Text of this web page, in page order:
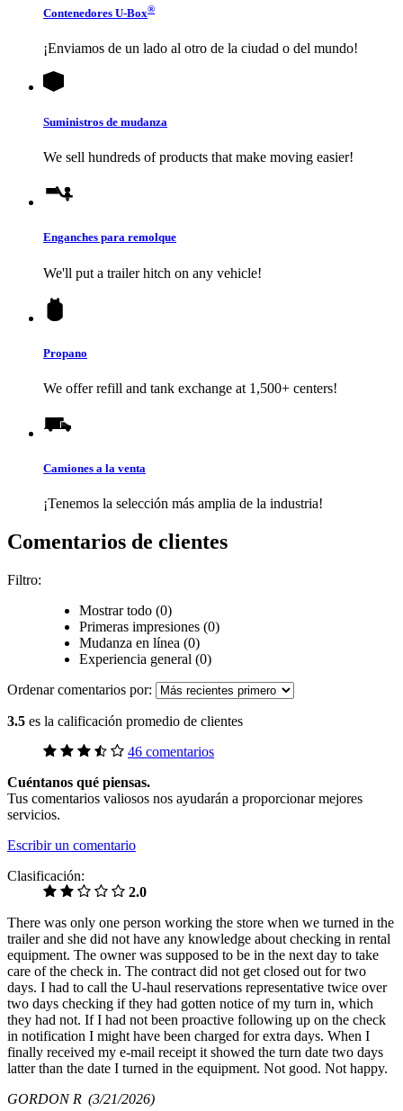
Contenedores U-Box®
¡Enviamos de un lado al otro de la ciudad o del mundo!
Suministros de mudanza
We sell hundreds of products that make moving easier!
Enganches para remolque
We'll put a trailer hitch on any vehicle!
Propano
We offer refill and tank exchange at 1,500+ centers!
Camiones a la venta
¡Tenemos la selección más amplia de la industria!
Comentarios de clientes
Filtro:
Mostrar todo (0)
Primeras impresiones (0)
Mudanza en línea (0)
Experiencia general (0)
Ordenar comentarios por:
3.5 es la calificación promedio de clientes
46 comentarios
Cuéntanos qué piensas.
Tus comentarios valiosos nos ayudarán a proporcionar mejores
servicios.
Escribir un comentario
Clasificación:
2.0
There was only one person working the store when we turned in the
trailer and she did not have any knowledge about checking in rental
equipment. The owner was supposed to be in the next day to take
care of the check in. The contract did not get closed out for two
days. I had to call the U-haul reservations representative twice over
two days checking if they had gotten notice of my turn in, which
they had not. If I had not been proactive following up on the check
in notification I might have been charged for extra days. When I
finally received my e-mail receipt it showed the turn date two days
latter than the date I turned in the equipment. Not good. Not happy.
GORDON R (3/21/2026)